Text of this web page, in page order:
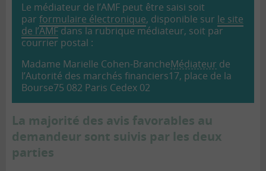
Le médiateur de l’AMF peut être saisi soit
par formulaire électronique, disponible sur le site
de l’AMFdans la rubrique médiateur, soit par
courrier postal :
Madame Marielle Cohen-BrancheMédiateur de
l’Autorité des marchés financiers17, place de la
Bourse75 082 Paris Cedex 02
La majorité des avis favorables au
demandeur sont suivis par les deux
parties